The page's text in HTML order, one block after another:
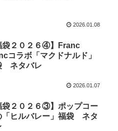
2026.01.08
袋２０２６④】Franc
コラボ「マクドナルド」
ネタバレ
2026.01.07
袋２０２６③】ポップコー
「ヒルバレー」福袋 ネタ